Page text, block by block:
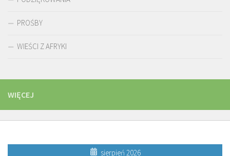
PROŚBY
WIEŚCI Z AFRYKI
WIĘCEJ
sierpień 2026